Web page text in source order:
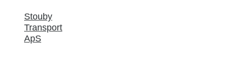
Stouby
Transport
ApS